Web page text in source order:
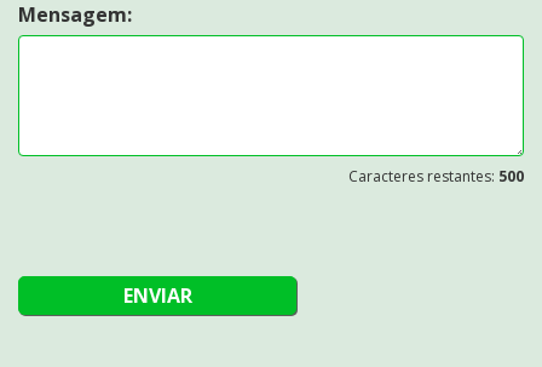
Mensagem:
Caracteres restantes: 500
ENVIAR